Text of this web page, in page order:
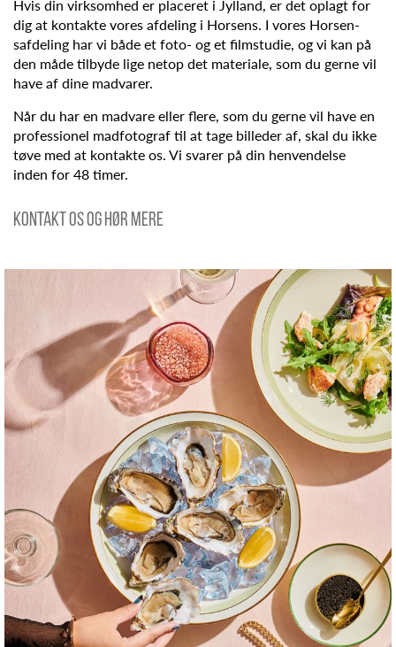
Hvis din virksomhed er placeret i Jylland, er det oplagt for
dig at kontakte vores afdeling i Horsens. I vores Horsen-
safdeling har vi både et foto- og et filmstudie, og vi kan på
den måde tilbyde lige netop det materiale, som du gerne vil
have af dine madvarer.
Når du har en madvare eller flere, som du gerne vil have en
professionel madfotograf til at tage billeder af, skal du ikke
tøve med at kontakte os. Vi svarer på din henvendelse
inden for 48 timer.
Kontakt os og hør mere